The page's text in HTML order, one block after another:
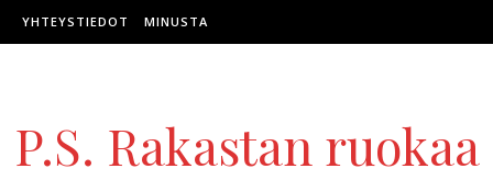
Skip to content
YHTEYSTIEDOT MINUSTA
P.S. Rakastan ruokaa